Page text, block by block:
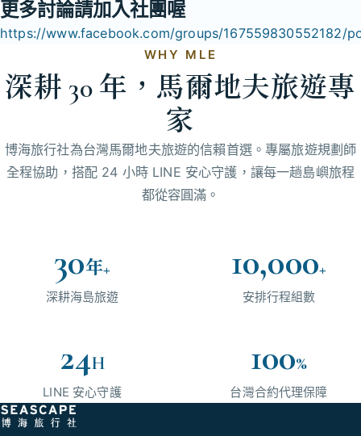
更多討論請加入社團喔
https://www.facebook.com/groups/167559830552182/
WHY MLE
深耕 30 年，馬爾地夫旅遊專
家
博海旅行社為台灣馬爾地夫旅遊的信賴首選。專屬旅遊規劃師
全程協助，搭配 24 小時 LINE 安心守護，讓每一趟島嶼旅程
都從容圓滿。
30年+
深耕海島旅遊
10,000+
安排行程組數
24H
LINE 安心守護
100%
台灣合約代理保障